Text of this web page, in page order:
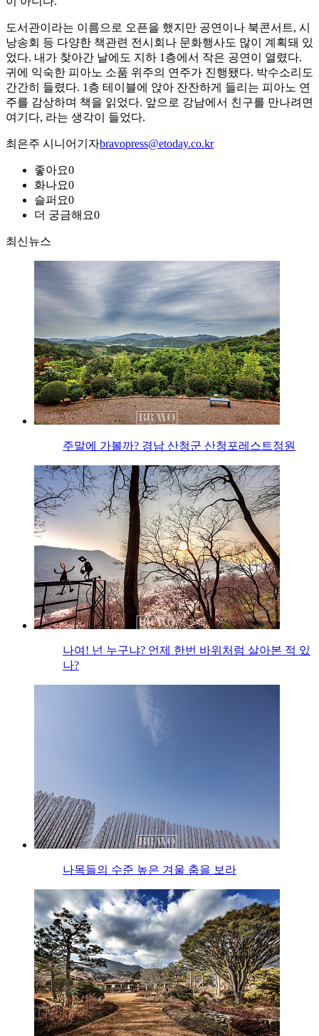
도서관이라는 이름으로 오픈을 했지만 공연이나 북콘서트, 시
낭송회 등 다양한 책관련 전시회나 문화행사도 많이 계획돼 있
었다. 내가 찾아간 날에도 지하 1층에서 작은 공연이 열렸다.
귀에 익숙한 피아노 소품 위주의 연주가 진행됐다. 박수소리도
간간히 들렸다. 1층 테이블에 앉아 잔잔하게 들리는 피아노 연
주를 감상하며 책을 읽었다. 앞으로 강남에서 친구를 만나려면
여기다, 라는 생각이 들었다.
최은주 시니어기자bravopress@etoday.co.kr
좋아요0
화나요0
슬퍼요0
더 궁금해요0
최신뉴스
주말에 가볼까? 경남 산청군 산청포레스트정원
나여! 넌 누구냐? 언제 한번 바위처럼 살아본 적 있
나?
나목들의 수준 높은 겨울 춤을 보라